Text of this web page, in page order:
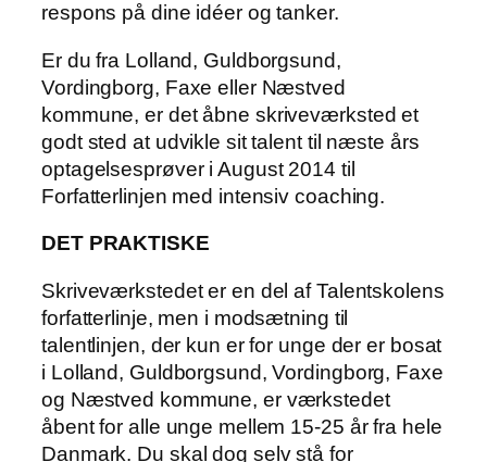
respons på dine idéer og tanker.
Er du fra Lolland, Guldborgsund,
Vordingborg, Faxe eller Næstved
kommune, er det åbne skriveværksted et
godt sted at udvikle sit talent til næste års
optagelsesprøver i August 2014 til
Forfatterlinjen med intensiv coaching.
DET PRAKTISKE
Skriveværkstedet er en del af Talentskolens
forfatterlinje, men i modsætning til
talentlinjen, der kun er for unge der er bosat
i Lolland, Guldborgsund, Vordingborg, Faxe
og Næstved kommune, er værkstedet
åbent for alle unge mellem 15-25 år fra hele
Danmark. Du skal dog selv stå for